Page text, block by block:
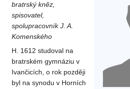
bratrský kněz,
spisovatel,
spolupracovník J. A.
Komenského
H. 1612 studoval na
bratrském gymnáziu v
Ivančicích, o rok později
byl na synodu v Horních